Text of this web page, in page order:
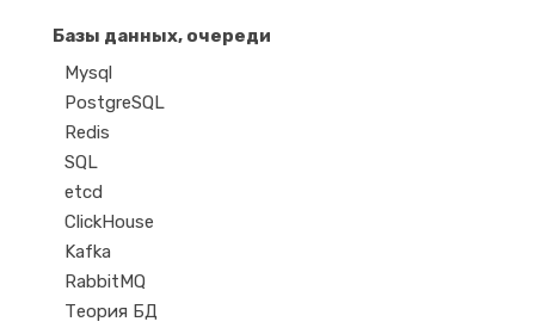
Базы данных, очереди
Mysql
PostgreSQL
Redis
SQL
etcd
ClickHouse
Kafka
RabbitMQ
Теория БД